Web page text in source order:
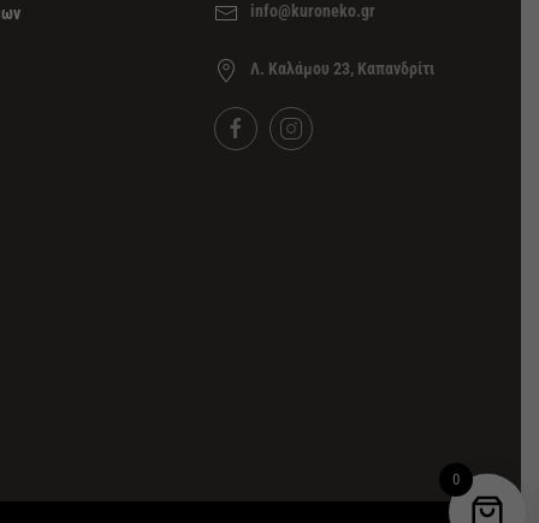
info@kuroneko.gr
Λ. Καλάμου 23, Καπανδρίτι
0